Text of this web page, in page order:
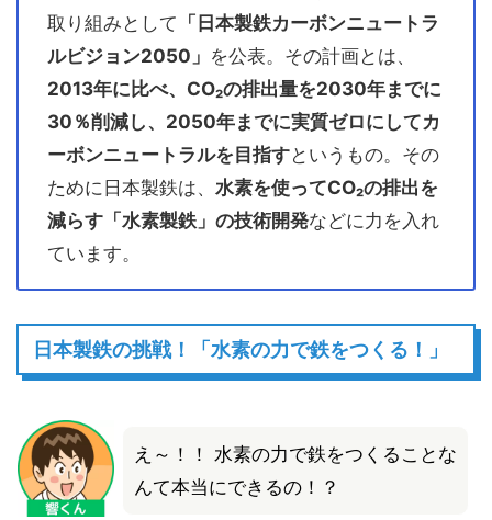
取り組みとして 「日本製鉄カーボンニュートラ
ルビジョン2050」 を公表。その計画とは、
2013年に比べ、CO₂の排出量を2030年までに
30％削減し、2050年までに実質ゼロにしてカ
ーボンニュートラルを目指すというもの。その
ために日本製鉄は、 水素を使ってCO₂の排出を
減らす「水素製鉄」の技術開発などに力を入れ
ています。
日本製鉄の挑戦！「水素の力で鉄をつくる！」
え～！！ 水素の力で鉄をつくることな
んて本当にできるの！？